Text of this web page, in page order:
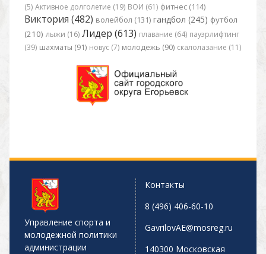
(5) Активное долголетие (19) ВОИ (61) фитнес (114)
Виктория (482) волейбол (131) гандбол (245) футбол
(210) лыжи (16) Лидер (613) плавание (64) пауэрлифтинг
(39) шахматы (91) новус (7) молодежь (90) скалолазание (11)
Управление спорта и
молодежной политики
администрации
Контакты
8 (496) 406-60-10
GavrilovAE@mosreg.ru
140300 Московская